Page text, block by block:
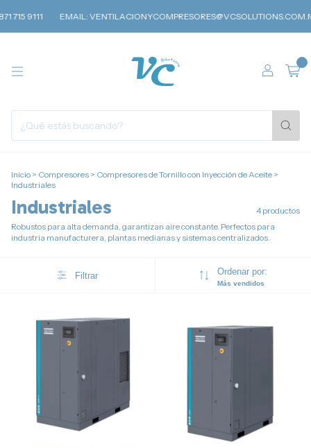
715 9111 EMAIL:
Inicio > Compresores > Compresores de Tornillo con Inyección de Aceite >
Industriales
Industriales
4 productos
Robustos para alta demanda, garantizan aire constante. Perfectos para
industria manufacturera, plantas medianas y sistemas centralizados.
Filtrar Ordenar por:
Más vendidos